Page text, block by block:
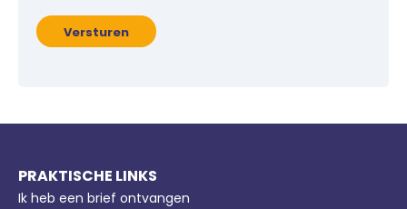
Versturen
PRAKTISCHE LINKS
Ik heb een brief ontvangen